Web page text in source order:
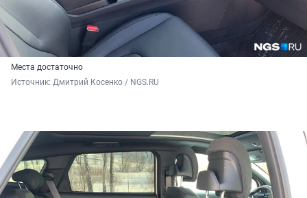
Места достаточно
Источник: Дмитрий Косенко / NGS.RU